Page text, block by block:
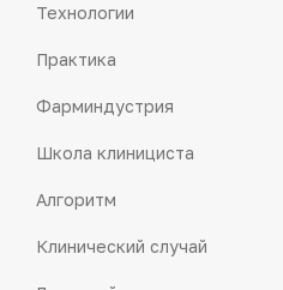
Технологии
Практика
Фарминдустрия
Школа клинициста
Алгоритм
Клинический случай